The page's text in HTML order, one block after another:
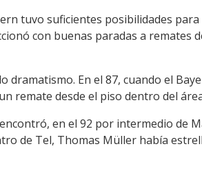
tuvo suficientes posibilidades
con buenas paradas a remates
En el 87, cuando el
remate desde el piso dentro del
en el 92 por intermedio de
de Tel, Thomas Müller había